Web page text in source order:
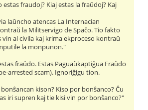
estas fraudoj? Kiaj estas la fraŭdoj? Kaj
laŭncho atencas La Internacian
la Militservigo de Spaĉo. Tio fakto
vin al civila kaj krima ekproceso kontraŭ
la monpunon."
fraŭdo. Estas Paguaŭkaptiĝua Fraŭdo
arrested scam). Ignoriĝigu tion.
kison? Kiso por bonŝanco? Ĉu
iri supren kaj tie kisi vin por bonŝanco?"